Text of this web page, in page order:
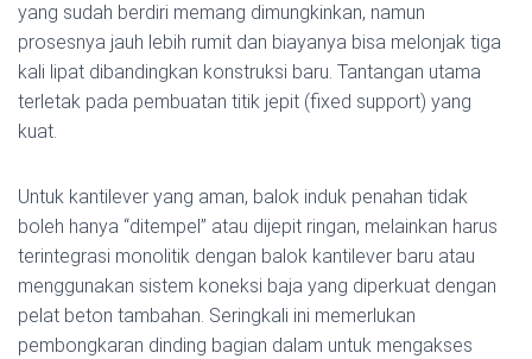
yang sudah berdiri memang dimungkinkan, namun
prosesnya jauh lebih rumit dan biayanya bisa melonjak tiga
kali lipat dibandingkan konstruksi baru. Tantangan utama
terletak pada pembuatan titik jepit (fixed support) yang
kuat.
Untuk kantilever yang aman, balok induk penahan tidak
boleh hanya “ditempel” atau dijepit ringan, melainkan harus
terintegrasi monolitik dengan balok kantilever baru atau
menggunakan sistem koneksi baja yang diperkuat dengan
pelat beton tambahan. Seringkali ini memerlukan
pembongkaran dinding bagian dalam untuk mengakses